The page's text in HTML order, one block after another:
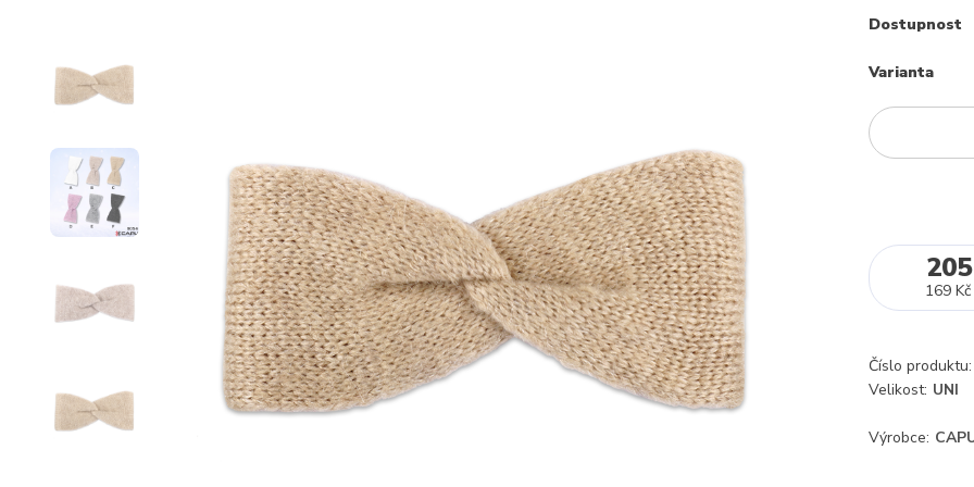
Dostupnost
Varianta
169 Kč
Číslo produktu:
Velikost: UNI
Výrobce: